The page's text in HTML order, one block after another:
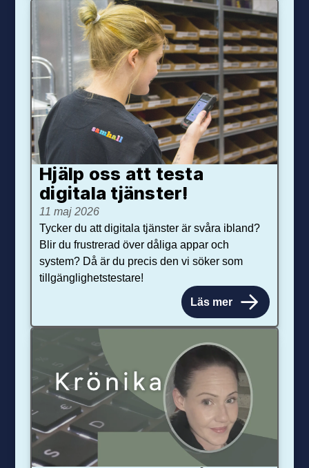
Hjälp oss att testa
digitala tjänster!
11 maj 2026
Tycker du att digitala tjänster är svåra ibland?
Blir du frustrerad över dåliga appar och
system? Då är du precis den vi söker som
tillgänglighetstestare!
Läs mer